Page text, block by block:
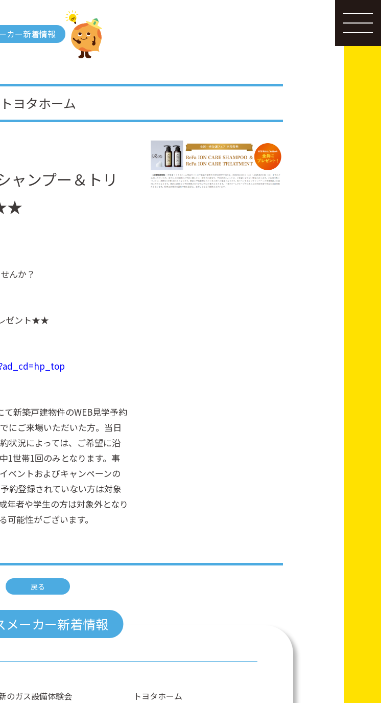
カー新着情報
トヨタホーム
ンプー＆トリ
んか？
ゼント★★
て新築戸建物件のWEB見学予約
にご来場いただいた方。当日
状況によっては、ご希望に沿
1世帯1回のみとなります。事
ベントおよびキャンペーンの
約登録されていない方は対象
年者や学生の方は対象外となり
能性がございます。
戻る
メーカー新着情報
のガス設備体験会 トヨタホーム